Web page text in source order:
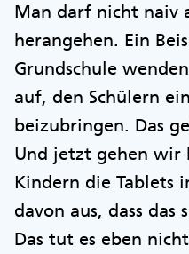
Man darf nicht naiv
herangehen. Ein
Grundschule
auf, den Schülern
beizubringen. Das
Und jetzt gehen wir
Kindern die Tablets
davon aus, dass
Das tut es eben